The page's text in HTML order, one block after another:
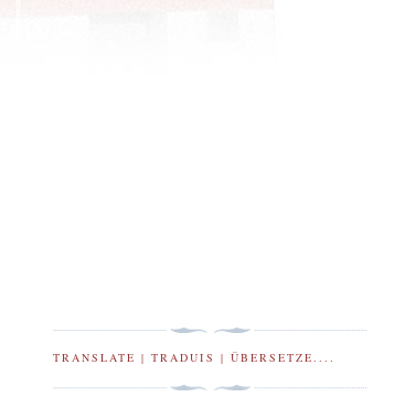
TRANSLATE | TRADUIS | ÜBERSETZE....